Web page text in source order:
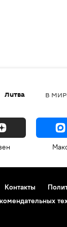
Литва В
Контакты